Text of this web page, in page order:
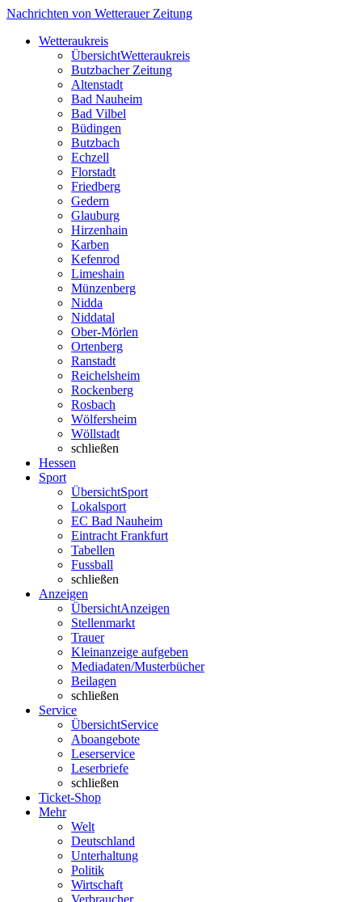
Nachrichten von Wetterauer Zeitung
Wetteraukreis
ÜbersichtWetteraukreis
Butzbacher Zeitung
Altenstadt
Bad Nauheim
Bad Vilbel
Büdingen
Butzbach
Echzell
Florstadt
Friedberg
Gedern
Glauburg
Hirzenhain
Karben
Kefenrod
Limeshain
Münzenberg
Nidda
Niddatal
Ober-Mörlen
Ortenberg
Ranstadt
Reichelsheim
Rockenberg
Rosbach
Wölfersheim
Wöllstadt
schließen
Hessen
Sport
ÜbersichtSport
Lokalsport
EC Bad Nauheim
Eintracht Frankfurt
Tabellen
Fussball
schließen
Anzeigen
ÜbersichtAnzeigen
Stellenmarkt
Trauer
Kleinanzeige aufgeben
Mediadaten/Musterbücher
Beilagen
schließen
Service
ÜbersichtService
Aboangebote
Leserservice
Leserbriefe
schließen
Ticket-Shop
Mehr
Welt
Deutschland
Unterhaltung
Politik
Wirtschaft
Verbraucher